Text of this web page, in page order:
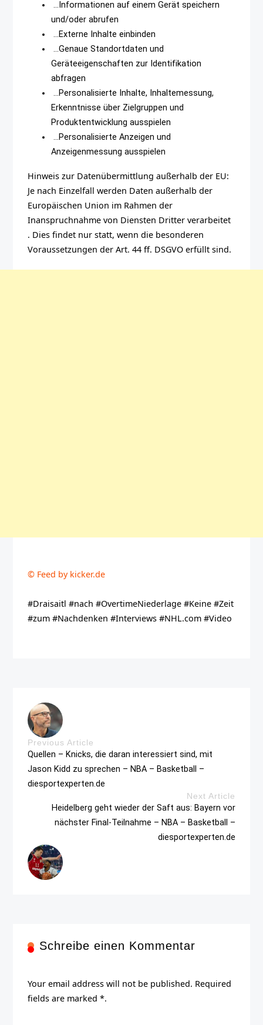
…Informationen auf einem Gerät speichern
und/oder abrufen
…Externe Inhalte einbinden
…Genaue Standortdaten und
Geräteeigenschaften zur Identifikation
abfragen
…Personalisierte Inhalte, Inhaltemessung,
Erkenntnisse über Zielgruppen und
Produktentwicklung ausspielen
…Personalisierte Anzeigen und
Anzeigenmessung ausspielen
Hinweis zur Datenübermittlung außerhalb der EU:
Je nach Einzelfall werden Daten außerhalb der
Europäischen Union im Rahmen der
Inanspruchnahme von Diensten Dritter verarbeitet
. Dies findet nur statt, wenn die besonderen
Voraussetzungen der Art. 44 ff. DSGVO erfüllt sind.
© Feed by kicker.de
#Draisaitl #nach #OvertimeNiederlage #Keine #Zeit
#zum #Nachdenken #Interviews #NHL.com #Video
Previous Article
Quellen – Knicks, die daran interessiert sind, mit
Jason Kidd zu sprechen – NBA – Basketball –
diesportexperten.de
Next Article
Heidelberg geht wieder der Saft aus: Bayern vor
nächster Final-Teilnahme – NBA – Basketball –
diesportexperten.de
Schreibe einen Kommentar
Your email address will not be published. Required
fields are marked *.